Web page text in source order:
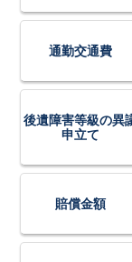
通勤交通費
後遺障害等級の異
申立て
賠償金額